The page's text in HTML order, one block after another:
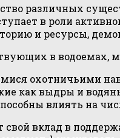
различных
в роли
и ресурсы,
в водоемах,
охотничьими
как выдры и
влиять на
вклад в